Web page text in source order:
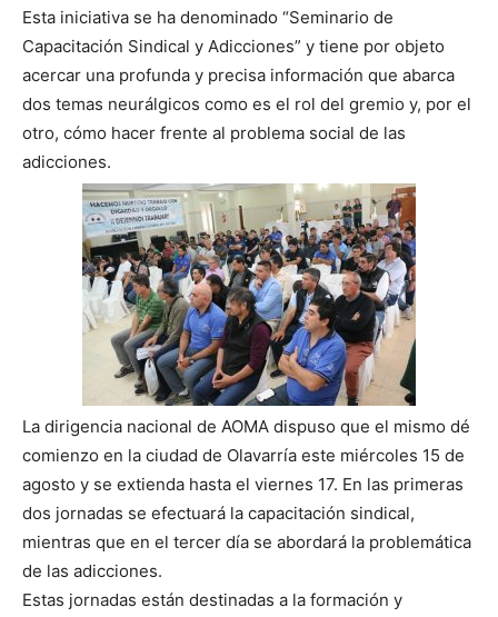
Esta iniciativa se ha denominado “Seminario de
Capacitación Sindical y Adicciones” y tiene por objeto
acercar una profunda y precisa información que abarca
dos temas neurálgicos como es el rol del gremio y, por el
otro, cómo hacer frente al problema social de las
adicciones.
La dirigencia nacional de AOMA dispuso que el mismo dé
comienzo en la ciudad de Olavarría este miércoles 15 de
agosto y se extienda hasta el viernes 17. En las primeras
dos jornadas se efectuará la capacitación sindical,
mientras que en el tercer día se abordará la problemática
de las adicciones.
Estas jornadas están destinadas a la formación y